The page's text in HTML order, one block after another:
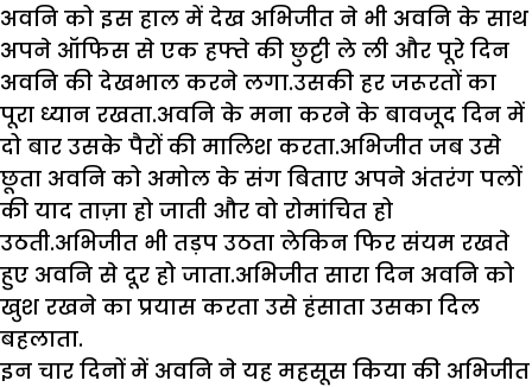
अवनि को इस हाल में देख अभिजीत ने भी अवनि के साथ
अपने ‌ऑफिस से एक हफ्ते की छुट्टी ले ली और पूरे दिन
अवनि की देखभाल करने लगा.उसकी हर जरूरतों का
पूरा ध्यान रखता.अवनि के मना करने के बावजूद दिन में
दो बार उसके पैरों की मालिश करता.अभिजीत जब उसे
छूता ‌अवनि को अमोल के संग बिताए अपने अंतरंग पलों
की याद ताज़ा हो जाती और वो रोमांचित हो
उठती.अभिजीत भी तड़प उठता लेकिन फिर संयम रखते
हुए अवनि से दूर हो जाता.अभिजीत सारा दिन अवनि को
खुश रखने का प्रयास करता उसे हंसाता उसका दिल
बहलाता.
इन चार दिनों में अवनि ने यह महसूस किया की अभिजीत